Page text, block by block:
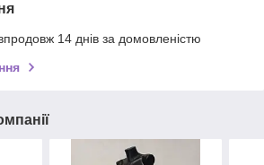
14 днів за домовленістю